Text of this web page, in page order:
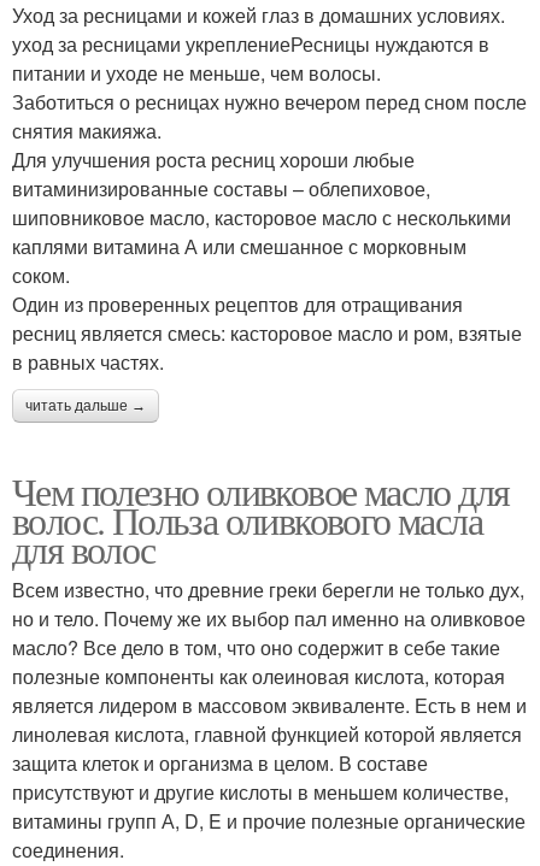
Уход за ресницами и кожей глаз в домашних условиях.
уход за ресницами укреплениеРесницы нуждаются в
питании и уходе не меньше, чем волосы.
Заботиться о ресницах нужно вечером перед сном после
снятия макияжа.
Для улучшения роста ресниц хороши любые
витаминизированные составы – облепиховое,
шиповниковое масло, касторовое масло с несколькими
каплями витамина А или смешанное с морковным
соком.
Один из проверенных рецептов для отращивания
ресниц является смесь: касторовое масло и ром, взятые
в равных частях.
читать дальше →
Чем полезно оливковое масло для
волос. Польза оливкового масла
для волос
Всем известно, что древние греки берегли не только дух,
но и тело. Почему же их выбор пал именно на оливковое
масло? Все дело в том, что оно содержит в себе такие
полезные компоненты как олеиновая кислота, которая
является лидером в массовом эквиваленте. Есть в нем и
линолевая кислота, главной функцией которой является
защита клеток и организма в целом. В составе
присутствуют и другие кислоты в меньшем количестве,
витамины групп А, D, E и прочие полезные органические
соединения.